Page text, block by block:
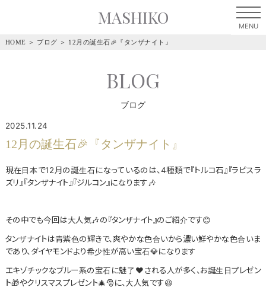
MASHIKO
HOME ＞ ブログ ＞ 12月の誕生石🎉『タンザナイト』
BLOG
ブログ
2025.11.24
12月の誕生石🎉『タンザナイト』
現在日本で12月の誕生石になっているのは、4種類で『トルコ石』『ラピスラ
ズリ』『タンザナイト』『ジルコン』になります🎶
その中でも今回は大人気🎶の『タンザナイト』のご紹介です😊
タンザナイトは青紫色の輝きで、爽やかな色合いから濃い鮮やかな色合いま
であり、ダイヤモンドより希少性が高い宝石💎になります
エキゾチックなブルー系の宝石に魅了❤される人が多く、お誕生日プレゼン
ト🎁やクリスマスプレゼント🎄🎅に、大人気です😆